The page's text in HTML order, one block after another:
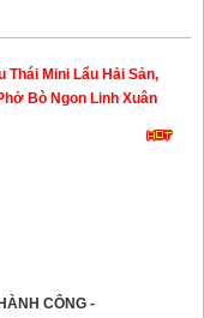
Thái Mini Lẩu Hải Sản,
Bò Ngon Linh Xuân
CÔNG -